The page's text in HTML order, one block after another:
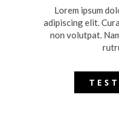
Lorem ipsum
adipiscing elit.
non volutpat.